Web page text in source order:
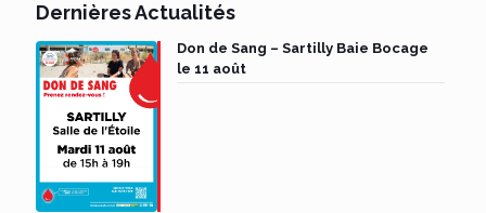
Dernières Actualités
Don de Sang – Sartilly Baie Bocage
le 11 août